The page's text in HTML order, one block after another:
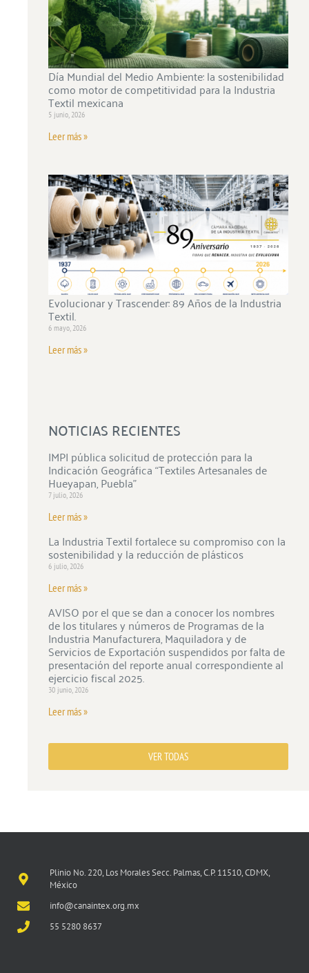
Día Mundial del Medio Ambiente: la sostenibilidad
como motor de competitividad para la Industria
Textil mexicana
5 junio, 2026
Leer más »
Evolucionar y Trascender: 89 Años de la Industria
Textil.
6 mayo, 2026
Leer más »
NOTICIAS RECIENTES
IMPI pública solicitud de protección para la
Indicación Geográfica “Textiles Artesanales de
Hueyapan, Puebla”
7 julio, 2026
Leer más »
La Industria Textil fortalece su compromiso con la
sostenibilidad y la reducción de plásticos
6 julio, 2026
Leer más »
AVISO por el que se dan a conocer los nombres
de los titulares y números de Programas de la
Industria Manufacturera, Maquiladora y de
Servicios de Exportación suspendidos por falta de
presentación del reporte anual correspondiente al
ejercicio fiscal 2025.
30 junio, 2026
Leer más »
VER TODAS
Plinio No. 220, Los Morales Secc. Palmas, C.P. 11510, CDMX,
México
info@canaintex.org.mx
55 5280 8637